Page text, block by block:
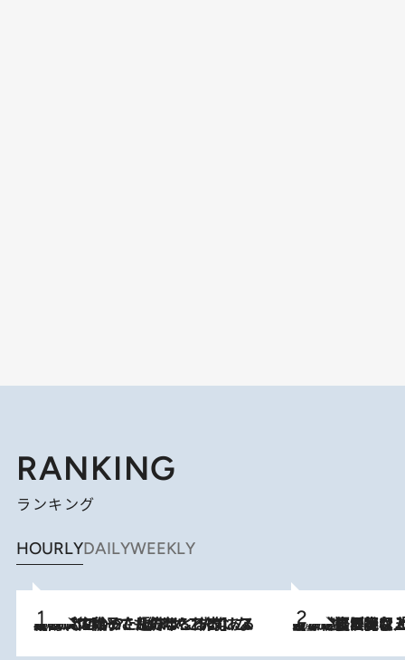
RANKING
ランキング
HOURLYDAILYWEEKLY
2026.8.5
【阿川佐和子さんの年とる力】なぜ70代で始めた趣味は“こんなに楽しい”のか？ ピアノ、俳句…スランプに陥っても続けられる“ある秘訣”とは 2026.8.5
【なぜ吉沢亮は「気配を消せる」のか？】興行収入208億の『国宝』を経て挑むミュージカル『ディア・エヴァン・ハンセン』。トップ俳優が舞台上でさらけ出した“孤独”とは